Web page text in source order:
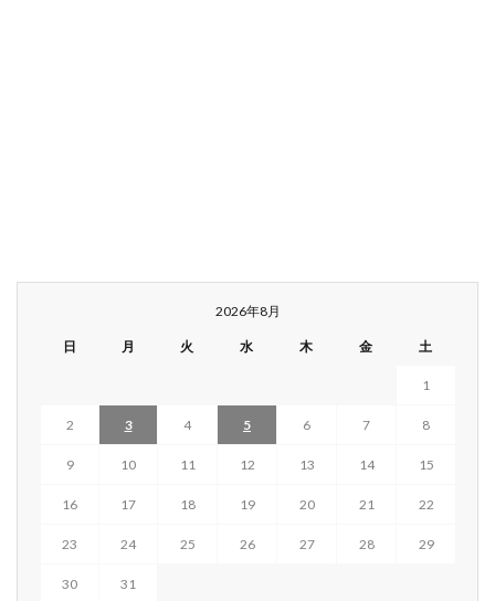
2026年8月
日 月 火 水 木 金 土
1
2 3 4 5 6 7 8
9 10 11 12 13 14 15
16 17 18 19 20 21 22
23 24 25 26 27 28 29
30
31